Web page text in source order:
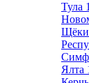
Тула
Ялта